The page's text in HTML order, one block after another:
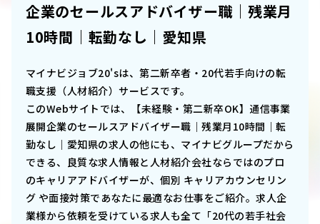
企業のセールスアドバイザー職｜残業月
10時間｜転勤なし｜愛知県
マイナビジョブ20'sは、第二新卒者・20代若手向けの転
職支援（人材紹介）サービスです。
このWebサイトでは、
【未経験・第二新卒OK】通信事業
展開企業のセールスアドバイザー職｜残業月10時間｜転
勤なし｜愛知県の求人の他にも、マイナビグループだから
できる、良質な求人情報と人材紹介会社ならではのプロ
のキャリアアドバイザーが、個別 キャリアカウンセリン
グ や面接対策であなたに最適なお仕事をご紹介。求人企
業様から依頼を受けている求人も全て「20代の若手社会